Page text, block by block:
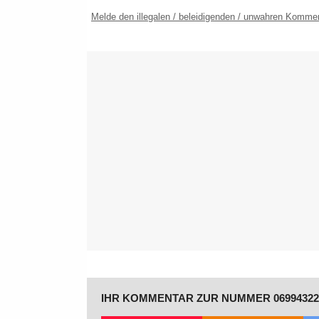
Melde den illegalen / beleidigenden / unwahren
IHR KOMMENTAR ZUR NUMMER 06994322